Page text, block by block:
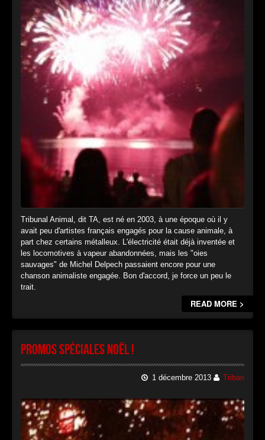
A Vegan Future
TA II
La Chanson des Haps
Réquisitoire
TA I
La Laborantine
Le Convoi
TA I
Equality
A.L.F.
Call of Justice
Our Freedom Is To Have No Choice
A.L.F.
Tribunal Animal, dit TA, est né en 2003, à une époque où il y
avait peu d'artistes français engagés pour la cause animale, à
part chez certains métalleux. L'électricité était déjà inventée et
les locomotives à vapeur abandonnées, mais les "oies
sauvages" de Michel Delpech passaient encore pour une
chanson animaliste engagée. Bon d'accord, je force un peu le
trait.
READ MORE >
Promos spéciales Noël !
1 décembre 2013 Triban